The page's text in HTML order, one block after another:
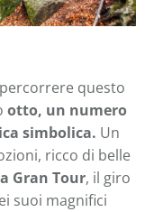
questo
otto, un numero
simbolica. Un
ricco di belle
Gran Tour, il giro
suoi magnifici